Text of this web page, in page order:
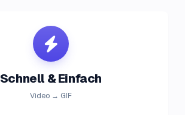
Schnell & Einfach
Video → GIF